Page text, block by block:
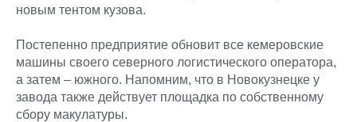
новым тентом кузова.
Постепенно предприятие обновит все кемеровские
машины своего северного логистического оператора,
а затем – южного. Напомним, что в Новокузнецке у
завода также действует площадка по собственному
сбору макулатуры.